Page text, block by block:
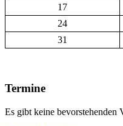
17
24
31
Termine
Es gibt keine bevorstehenden